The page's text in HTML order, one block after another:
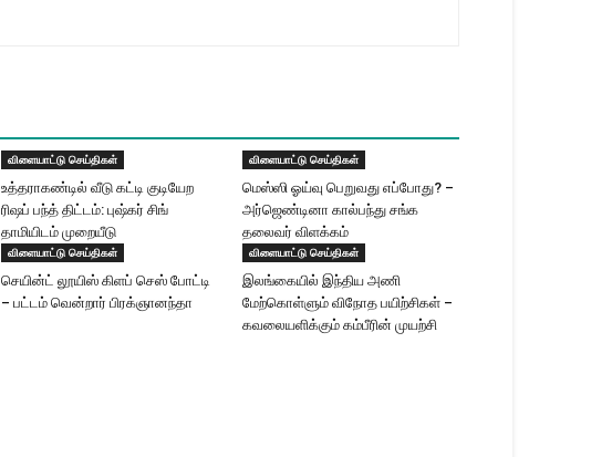
விளையாட்டு செய்திகள்
உத்தராகண்டில் வீடு கட்டி குடியேற
ரிஷப் பந்த் திட்டம்: புஷ்கர் சிங்
தாமியிடம் முறையீடு
விளையாட்டு செய்திகள்
மெஸ்ஸி ஓய்வு பெறுவது எப்போது? –
அர்ஜெண்டினா கால்பந்து சங்க
தலைவர் விளக்கம்
விளையாட்டு செய்திகள்
செயின்ட் லூயிஸ் கிளப் செஸ் போட்டி
– பட்டம் வென்றார் பிரக்ஞானந்தா
விளையாட்டு செய்திகள்
இலங்கையில் இந்திய அணி
மேற்கொள்ளும் விநோத பயிற்சிகள் –
கவலையளிக்கும் கம்பீரின் முயற்சி